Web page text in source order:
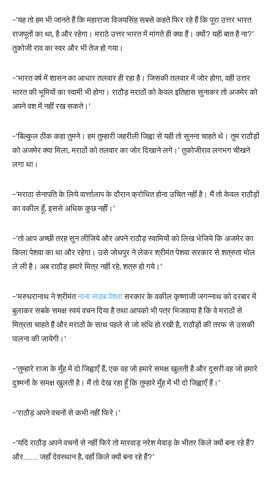
-‘यह तो हम भी जानते हैं कि महाराजा विजयसिंह सबसे कहते फिर रहे हैं कि पूरा उत्तर भारत
राजपूतों का था, है और रहेगा। मराठे उत्तर भारत में मांगते ही क्या हैं। क्यों? यही बात है ना?’
तुकोजी राव का स्वर और भी तेज हो गया।
-‘भारत वर्ष में शासन का आधार तलवार ही रहा है। जिसकी तलवार में जोर होगा, वही उत्तर
भारत की भूमियों का स्वामी भी होगा। राठौड़ मराठों को केवल इतिहास सुनाकर तो अजमेर को
अपने वश में नहीं रख सकते।’
-‘बिल्कुल ठीक कहा तुमने। हम तुम्हारी जहरीली जिह्वा से यही तो सुनना चाहते थे। तुम राठौड़ों
को अजमेर क्या मिला, मराठों को तलवार का जोर दिखाने लगे।’ तुकोजीराव लगभग चीखने
लगा था।
-‘मराठा सेनापति के लिये वार्त्तालाप के दौरान क्रोधित होना उचित नहीं है। मैं तो केवल राठौड़ों
का वकील हूँ, इससे अधिक कुछ नहीं।’
-‘तो आप अच्छी तरह सुन लीजिये और अपने राठौड़ स्वामियों को लिख भेजिये कि अजमेर का
किला पेशवा का था और रहेगा। उसे जोधपुर ने लेकर श्रीमंत पेशवा सरकार से शत्रुता मोल
ले ली है। अब राठौड़ हमारे मित्र नहीं रहे, शत्रु हो गये।’
-‘मरुधरानाथ ने श्रीमंतनाना साहब पेशवासरकार के वकील कृष्णाजी जगन्नाथ को दरबार में
बुलाकर सबके समक्ष स्वयं वचन दिया है तथा आपको भी पत्र भिजवाया है कि वे मराठों से
मित्रता चाहते हैं और मराठों के साथ पहले से जो संधि हो रखी है, राठौड़ों की तरफ से उसकी
पालना की जायेगी।’
-‘तुम्हारे राजा के मुँह में दो जिह्वाएँ हैं, एक वह जो हमारे समक्ष खुलती है और दूसरी वह जो हमारे
दुश्मनों के समक्ष खुलती है। मैं तो देख रहा हूँ कि तुम्हारे मुँह में भी दो जिह्वाएँ हैं।’
-‘राठौड़ अपने वचनों से कभी नहीं फिरे।’
-‘यदि राठौड़ अपने वचनों से नहीं फिरे तो मारवाड़ नरेश मेवाड़ के भीतर किले क्यों बना रहे हैं?
और…….. जहाँ देवस्थान है, वहाँ किले क्यों बना रहे हैं?’